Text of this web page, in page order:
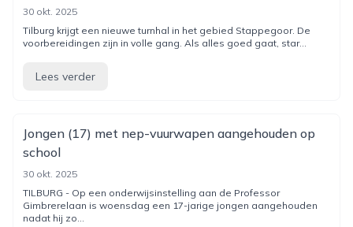
30 okt. 2025
Tilburg krijgt een nieuwe turnhal in het gebied Stappegoor. De
voorbereidingen zijn in volle gang. Als alles goed gaat, star...
Lees verder
Jongen (17) met nep-vuurwapen aangehouden op
school
30 okt. 2025
TILBURG - Op een onderwijsinstelling aan de Professor
Gimbrerelaan is woensdag een 17-jarige jongen aangehouden
nadat hij zo...